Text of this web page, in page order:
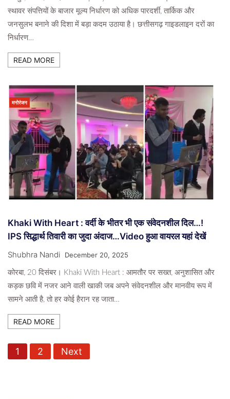
स्थावर संपत्तियों के बाजार मूल्य निर्धारण को अधिक पारदर्शी, तार्किक और
जनसुलभ बनाने की दिशा में बड़ा कदम उठाया है। छत्तीसगढ़ गाइडलाइन दरों का
निर्धारण…
READ MORE
मनोरंजन
Khaki With Heart : वर्दी के भीतर भी एक संवेदनशील दिल…!
IPS सिद्धार्थ तिवारी का जुदा अंदाज…Video हुआ वायरल यहां देखें
Shubhra Nandi December 20, 2025
कोरबा, 20 दिसंबर। Khaki With Heart : आमतौर पर सख्त, अनुशासित और
कड़क छवि में नजर आने वाली खाकी जब अपने संवेदनशील और मानवीय रूप में
सामने आती है, तो हर कोई हैरान रह जाता…
READ MORE
P
o
1 2 Next